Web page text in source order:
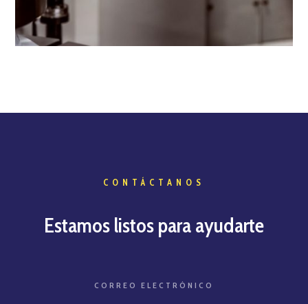
CONTÁCTANOS
Estamos listos para ayudarte
CORREO ELECTRÓNICO